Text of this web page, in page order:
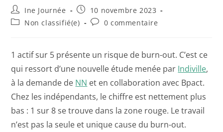
Ine Journée
10 novembre 2023
Non classifié(e)
0 commentaire
1 actif sur 5 présente un risque de burn-out. C’est ce
qui ressort d’une nouvelle étude menée par Indiville,
à la demande de NN et en collaboration avec Bpact.
Chez les indépendants, le chiffre est nettement plus
bas : 1 sur 8 se trouve dans la zone rouge. Le travail
n’est pas la seule et unique cause du burn-out.